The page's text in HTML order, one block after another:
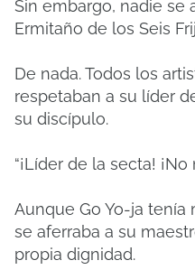
Sin embargo, nadie se
Ermitaño de los Seis
De nada. Todos los
respetaban a su líder
su discípulo.
“¡Líder de la secta!
Aunque Go Yo-ja tenía
se aferraba a su
propia dignidad.